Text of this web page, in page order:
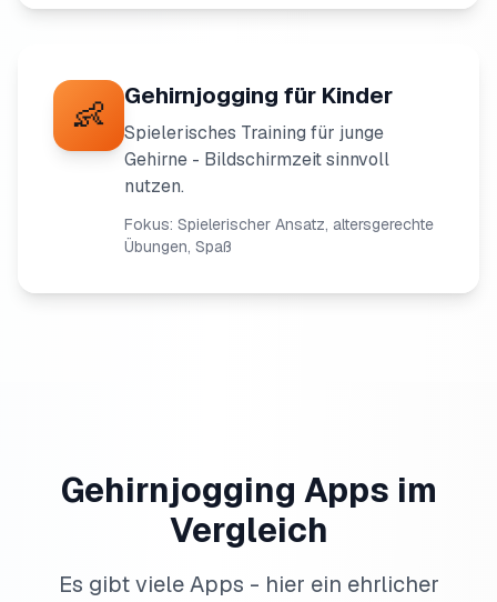
👶 Gehirnjogging für Kinder
Spielerisches Training für junge
Gehirne - Bildschirmzeit sinnvoll
nutzen.
Fokus: Spielerischer Ansatz, altersgerechte
Übungen, Spaß
Gehirnjogging Apps im
Vergleich
Es gibt viele Apps - hier ein ehrlicher